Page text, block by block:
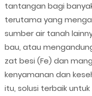
tantangan bagi
terutama yang
sumber air tanah
bau, atau
zat besi (Fe) dan
kenyamanan dan
itu, solusi terbaik